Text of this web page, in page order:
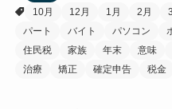
10月
12月 1月 2月
パート
バイト パソコン
住民税
家族 年末 意味
治療
矯正 確定申告 税金